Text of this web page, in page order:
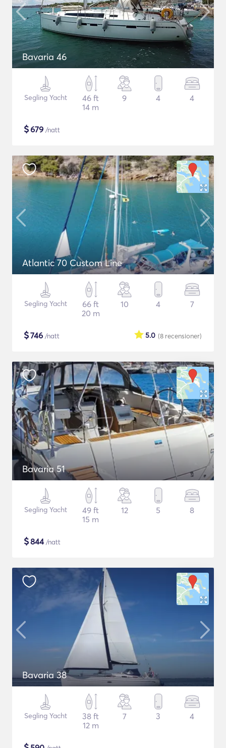
Bavaria 46
Segling Yacht
46 ft
14 m
9 4 4
$679 /natt
Atlantic 70 Custom Line
Segling Yacht
66 ft
20 m
10 4 7
$746 /natt (8 recensioner)
5.0
Bavaria 51
Segling Yacht
49 ft
15 m
12 5 8
$844/natt
Bavaria 38
Segling Yacht
38 ft
12 m
7 3 4